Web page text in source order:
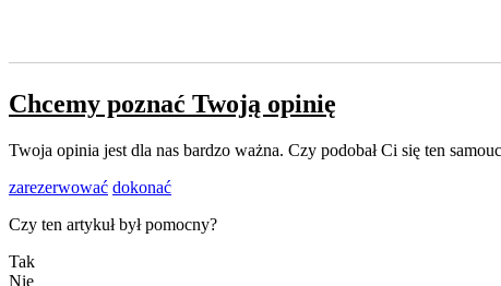
Chcemy poznać Twoją opinię
Twoja opinia jest dla nas bardzo ważna. Czy podobał Ci się ten
zarezerwować dokonać
Czy ten artykuł był pomocny?
Tak
Nie